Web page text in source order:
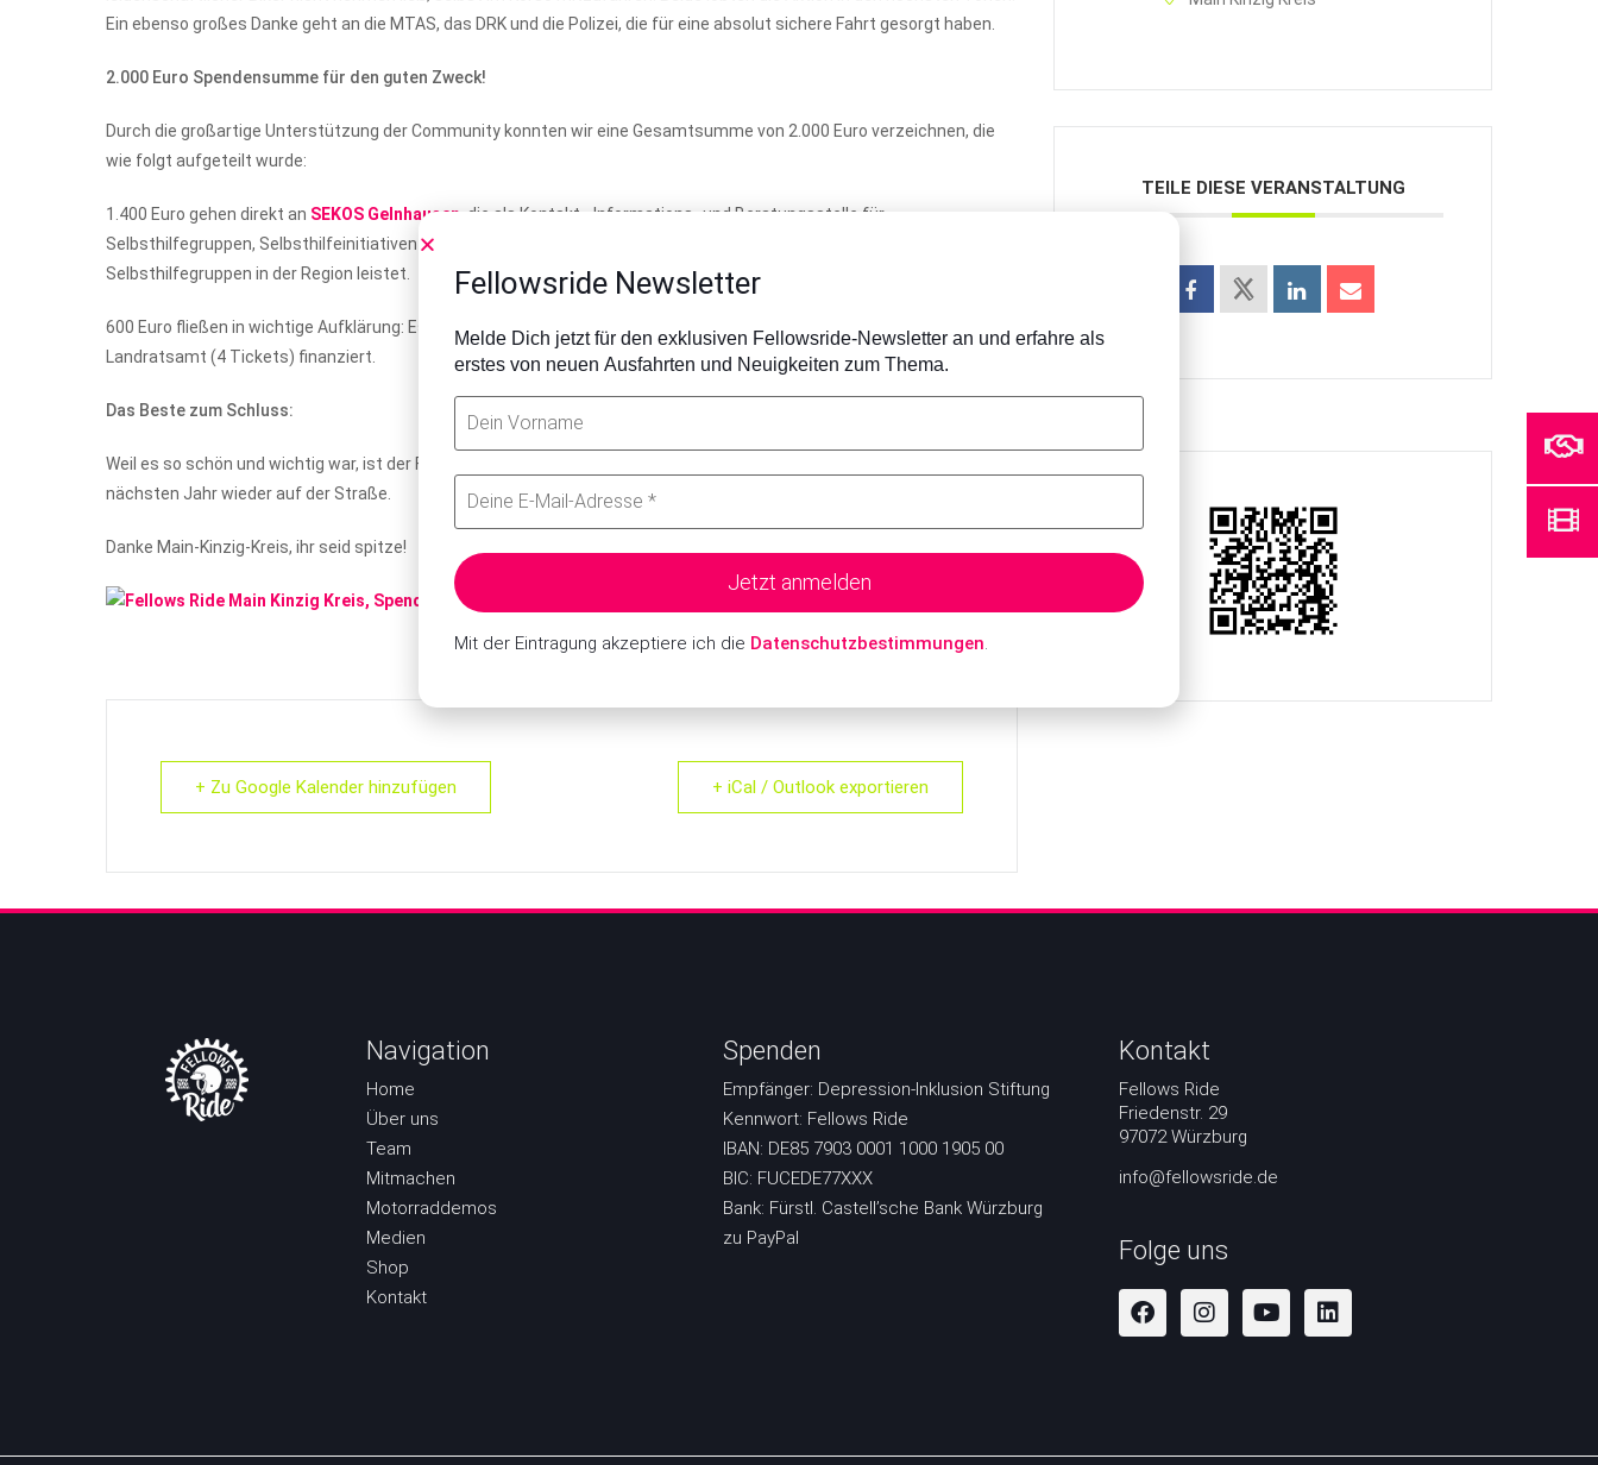
Ein ebenso großes Danke geht an die MTAS, das DRK und die Polizei, die für eine absolut sichere Fahrt gesorgt haben.
2.000 Euro Spendensumme für den guten Zweck!
Durch die großartige Unterstützung der Community konnten wir eine Gesamtsumme von 2.000 Euro verzeichnen, die
wie folgt aufgeteilt wurde:
1.400 Euro gehen direkt an SEKOS Gelnhausen , die als Kontakt-, Informations- und Beratungsstelle für
Selbsthilfegruppen, Selbsthilfeinitiativen und Selbsthilfeorganisationen eine unverzichtbare Arbeit für
Selbsthilfegruppen in der Region leistet.
600 Euro fließen in wichtige Aufklärung: Es wurden EMG-Tickets – für die Stadtverwaltung (2 Tickets) und das
Landratsamt (4 Tickets) finanziert.
Das Beste zum Schluss:
Weil es so schön und wichtig war, ist der Fellows Ride MKK für 2027 bereits beschlossene Sache! Wir sehen uns im
nächsten Jahr wieder auf der Straße.
Danke Main-Kinzig-Kreis, ihr seid spitze!
+ Zu Google Kalender hinzufügen + iCal / Outlook exportieren
TEILE DIESE VERANSTALTUNG
Navigation
Home
Über uns
Team
Mitmachen
Motorraddemos
Medien
Shop
Kontakt
Spenden
Empfänger: Depression-Inklusion Stiftung
Kennwort: Fellows Ride
IBAN: DE85 7903 0001 1000 1905 00
BIC: FUCEDE77XXX
Bank: Fürstl. Castell’sche Bank Würzburg
zu PayPal
Kontakt
Fellows Ride
Friedenstr. 29
97072 Würzburg
info@fellowsride.de
Folge uns
Fellowsride Newsletter
Melde Dich jetzt für den exklusiven Fellowsride-Newsletter an und erfahre als
erstes von neuen Ausfahrten und Neuigkeiten zum Thema.
Mit der Eintragung akzeptiere ich die Datenschutzbestimmungen